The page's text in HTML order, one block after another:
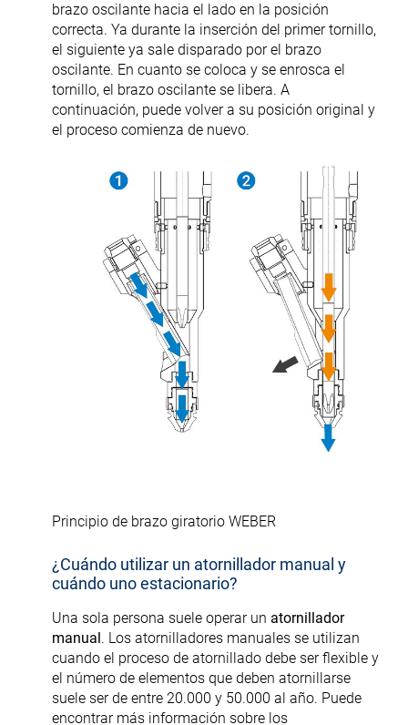
brazo oscilante hacia el lado en la posición
correcta. Ya durante la inserción del primer tornillo,
el siguiente ya sale disparado por el brazo
oscilante. En cuanto se coloca y se enrosca el
tornillo, el brazo oscilante se libera. A
continuación, puede volver a su posición original y
el proceso comienza de nuevo.
Principio de brazo giratorio WEBER
¿Cuándo utilizar un atornillador manual y
cuándo uno estacionario?
Una sola persona suele operar un atornillador
manual. Los atornilladores manuales se utilizan
cuando el proceso de atornillado debe ser flexible y
el número de elementos que deben atornillarse
suele ser de entre 20.000 y 50.000 al año. Puede
encontrar más información sobre los